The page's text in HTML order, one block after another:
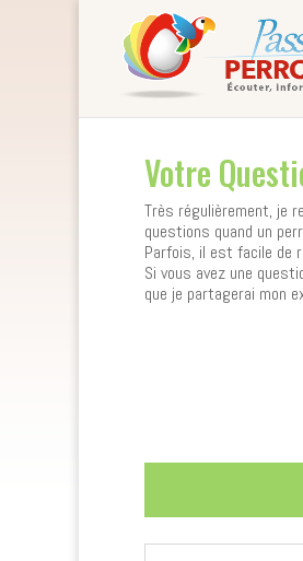
Votre
Très régulièrement, je
questions quand un
Parfois, il est facile de
Si vous avez une
que je partagerai mon